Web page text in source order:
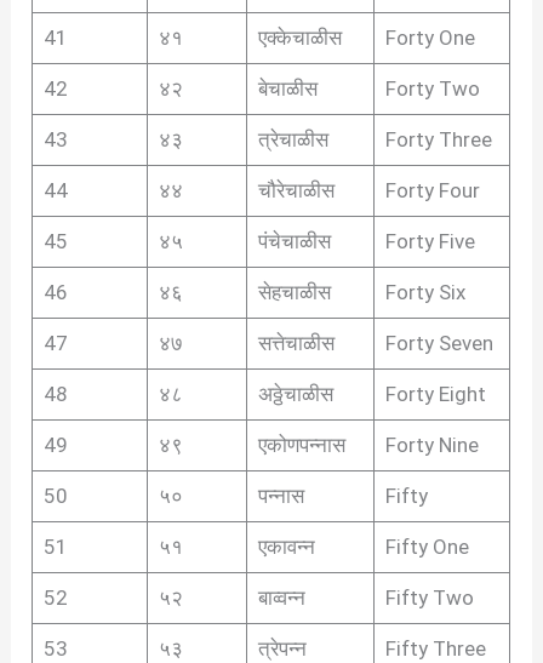
41 ४१ एक्केचाळीस Forty One
42 ४२ बेचाळीस Forty Two
43 ४३ त्रेचाळीस Forty Three
44 ४४ चौरेचाळीस Forty Four
45 ४५ पंचेचाळीस Forty Five
46 ४६ सेहचाळीस Forty Six
47 ४७ सत्तेचाळीस Forty Seven
48 ४८ अठ्ठेचाळीस Forty Eight
49 ४९ एकोणपन्नास Forty Nine
50 ५० पन्नास Fifty
51 ५१ एकावन्न Fifty One
52 ५२ बाव्वन्न Fifty Two
53 ५३ त्रेपन्न Fifty Three